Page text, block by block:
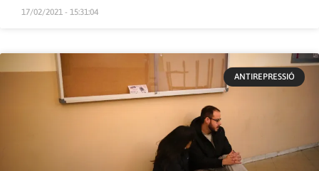
17/02/2021 - 15:31:04
ANTIREPRESSIÓ